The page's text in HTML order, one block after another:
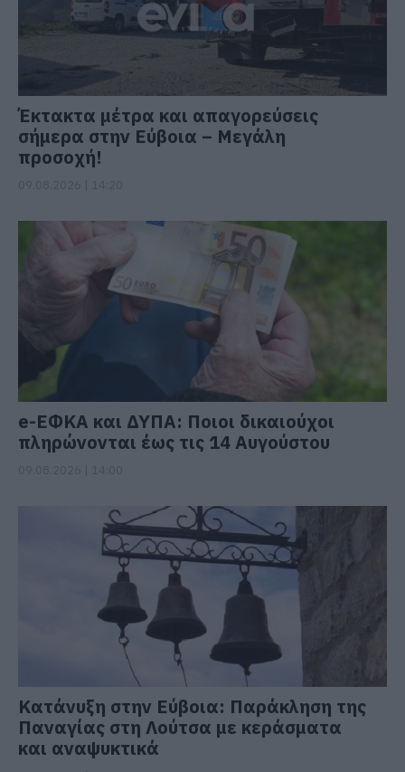
Έκτακτα μέτρα και απαγορεύσεις
σήμερα στην Εύβοια – Μεγάλη
προσοχή!
e-ΕΦΚΑ και ΔΥΠΑ: Ποιοι δικαιούχοι
πληρώνονται έως τις 14 Αυγούστου
Κατάνυξη στην Εύβοια: Παράκληση της
Παναγίας στη Λούτσα με κεράσματα
και αναψυκτικά